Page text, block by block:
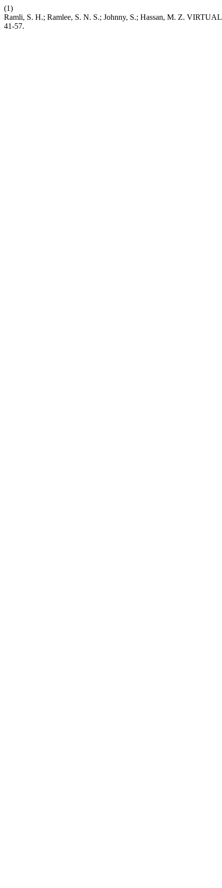
(1)
Ramli, S. H.; Ramlee, S. N. S.; Johnny, S.; Hassan, M. Z.
41-57.